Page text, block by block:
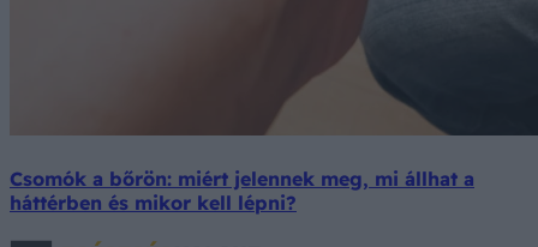
Csomók a bőrön: miért jelennek meg, mi állhat a
háttérben és mikor kell lépni?